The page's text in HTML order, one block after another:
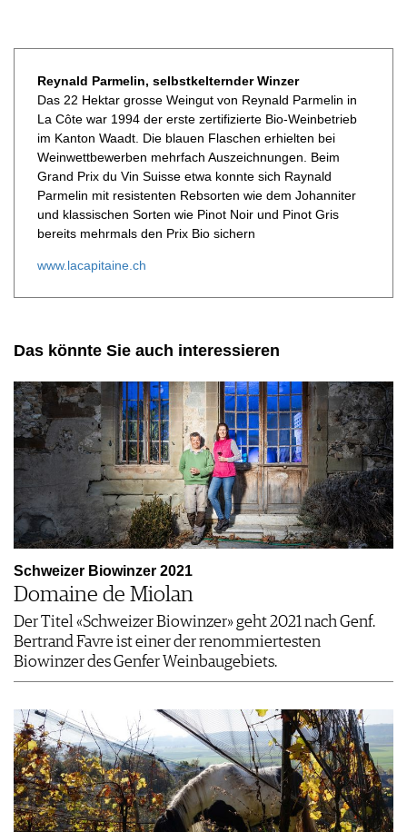
Reynald Parmelin, selbstkelternder Winzer
Das 22 Hektar grosse Weingut von Reynald Parmelin in
La Côte war 1994 der erste zertifizierte Bio-Weinbetrieb
im Kanton Waadt. Die blauen Flaschen erhielten bei
Weinwettbewerben mehrfach Auszeichnungen. Beim
Grand Prix du Vin Suisse etwa konnte sich Raynald
Parmelin mit resistenten Rebsorten wie dem Johanniter
und klassischen Sorten wie Pinot Noir und Pinot Gris
bereits mehrmals den Prix Bio sichern
www.lacapitaine.ch
Das könnte Sie auch interessieren
Schweizer Biowinzer 2021
Domaine de Miolan
Der Titel «Schweizer Biowinzer» geht 2021 nach Genf.
Bertrand Favre ist einer der renommiertesten
Biowinzer des Genfer Weinbaugebiets.